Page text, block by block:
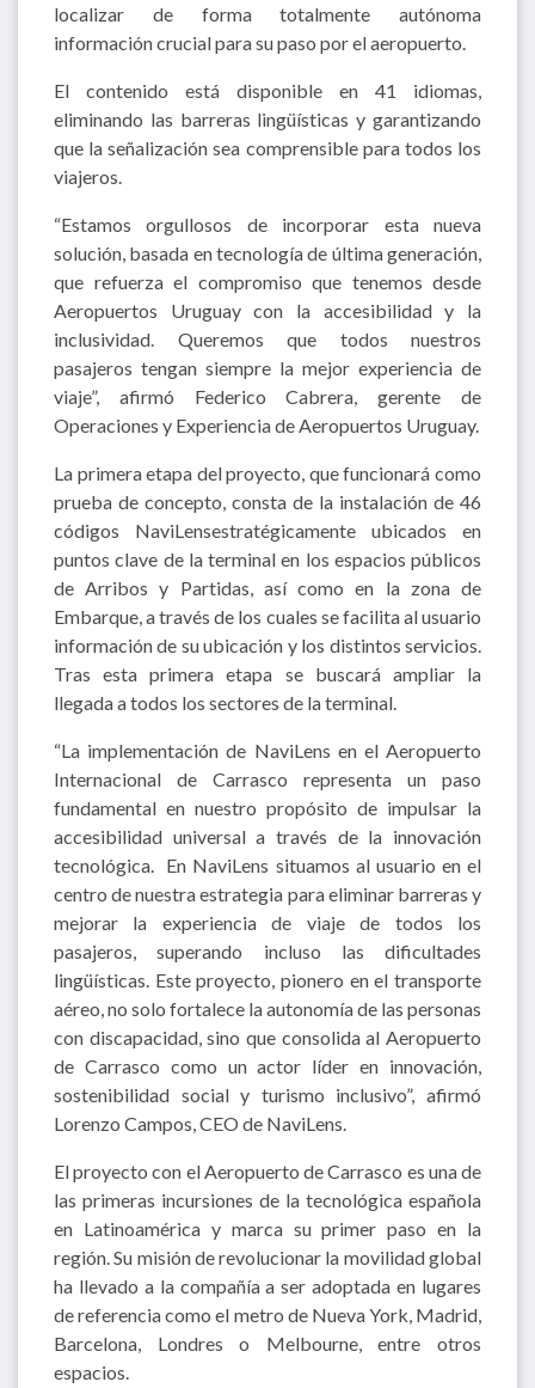
localizar de forma totalmente autónoma
información crucial para su paso por el aeropuerto.
El contenido está disponible en 41 idiomas,
eliminando las barreras lingüísticas y garantizando
que la señalización sea comprensible para todos los
viajeros.
“Estamos orgullosos de incorporar esta nueva
solución, basada en tecnología de última generación,
que refuerza el compromiso que tenemos desde
Aeropuertos Uruguay con la accesibilidad y la
inclusividad. Queremos que todos nuestros
pasajeros tengan siempre la mejor experiencia de
viaje”, afirmó Federico Cabrera, gerente de
Operaciones y Experiencia de Aeropuertos Uruguay.
La primera etapa del proyecto, que funcionará como
prueba de concepto, consta de la instalación de 46
códigos NaviLensestratégicamente ubicados en
puntos clave de la terminal en los espacios públicos
de Arribos y Partidas, así como en la zona de
Embarque, a través de los cuales se facilita al usuario
información de su ubicación y los distintos servicios.
Tras esta primera etapa se buscará ampliar la
llegada a todos los sectores de la terminal.
“La implementación de NaviLens en el Aeropuerto
Internacional de Carrasco representa un paso
fundamental en nuestro propósito de impulsar la
accesibilidad universal a través de la innovación
tecnológica. En NaviLens situamos al usuario en el
centro de nuestra estrategia para eliminar barreras y
mejorar la experiencia de viaje de todos los
pasajeros, superando incluso las dificultades
lingüísticas. Este proyecto, pionero en el transporte
aéreo, no solo fortalece la autonomía de las personas
con discapacidad, sino que consolida al Aeropuerto
de Carrasco como un actor líder en innovación,
sostenibilidad social y turismo inclusivo”, afirmó
Lorenzo Campos, CEO de NaviLens.
El proyecto con el Aeropuerto de Carrasco es una de
las primeras incursiones de la tecnológica española
en Latinoamérica y marca su primer paso en la
región. Su misión de revolucionar la movilidad global
ha llevado a la compañía a ser adoptada en lugares
de referencia como el metro de Nueva York, Madrid,
Barcelona, Londres o Melbourne, entre otros
espacios.